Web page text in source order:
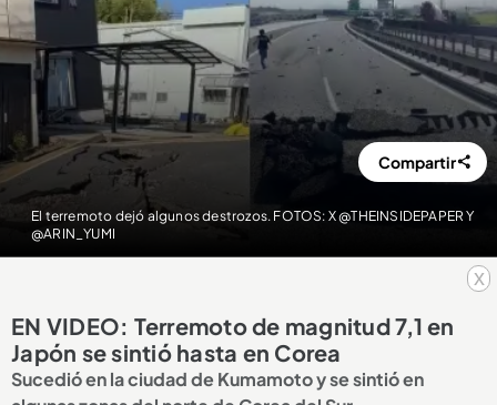
x
El terremoto dejó algunos destrozos. FOTOS: X @THEINSIDEPAPER Y
@ARIN_YUMI
Compartir
EN VIDEO: Terremoto de magnitud 7,1 en
Japón se sintió hasta en Corea
Sucedió en la ciudad de Kumamoto y se sintió en